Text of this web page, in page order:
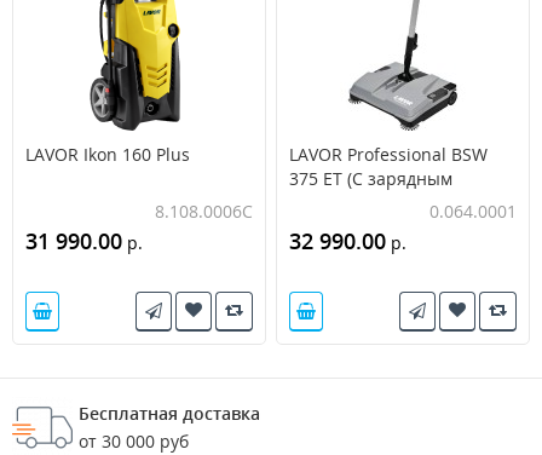
LAVOR Ikon 160 Plus
8.108.0006C
31 990.00 р.
LAVOR Professional BSW
375 ET (С зарядным
устройством и АКБ)0.064.0001
32 990.00 р.
Бесплатная доставка
от 30 000 руб